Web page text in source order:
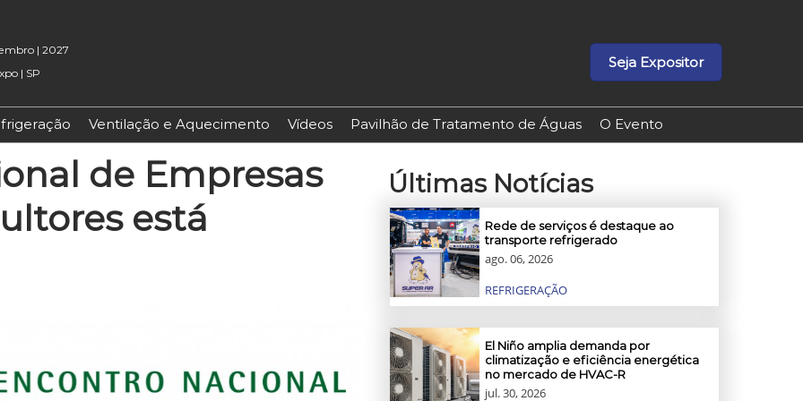
| 2027
| SP
Seja Expositor
Ventilação e Aquecimento Vídeos Pavilhão de Tratamento de Águas O Evento
de Empresas
está
Últimas Notícias
Rede de serviços é destaque ao
transporte refrigerado
ago. 06, 2026
REFRIGERAÇÃO
El Niño amplia demanda por
climatização e eficiência energética
no mercado de HVAC-R
jul. 30, 2026